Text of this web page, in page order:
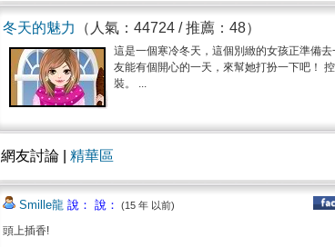
冬天的魅力 （人氣：44724 / 推薦：48）
這是一個寒冷冬天，這個別緻的女孩正準備
友能有個開心的一天，來幫她打扮一下吧！
裝。 ...
網友討論 | 精華區
Smille龍 說： 說： (15 年 以前)
頭上插香!